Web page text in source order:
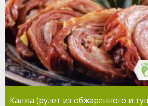
Калжа (рулет из обжаренного и